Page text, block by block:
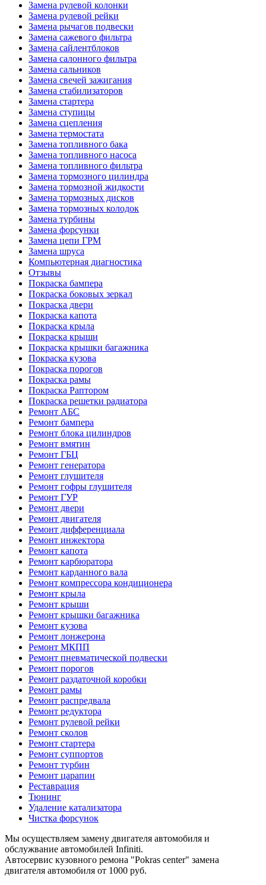
Замена рулевой колонки
Замена рулевой рейки
Замена рычагов подвески
Замена сажевого фильтра
Замена сайлентблоков
Замена салонного фильтра
Замена сальников
Замена свечей зажигания
Замена стабилизаторов
Замена стартера
Замена ступицы
Замена сцепления
Замена термостата
Замена топливного бака
Замена топливного насоса
Замена топливного фильтра
Замена тормозного цилиндра
Замена тормозной жидкости
Замена тормозных дисков
Замена тормозных колодок
Замена турбины
Замена форсунки
Замена цепи ГРМ
Замена шруса
Компьютерная диагностика
Отзывы
Покраска бампера
Покраска боковых зеркал
Покраска двери
Покраска капота
Покраска крыла
Покраска крыши
Покраска крышки багажника
Покраска кузова
Покраска порогов
Покраска рамы
Покраска Раптором
Покраска решетки радиатора
Ремонт АБС
Ремонт бампера
Ремонт блока цилиндров
Ремонт вмятин
Ремонт ГБЦ
Ремонт генератора
Ремонт глушителя
Ремонт гофры глушителя
Ремонт ГУР
Ремонт двери
Ремонт двигателя
Ремонт дифференциала
Ремонт инжектора
Ремонт капота
Ремонт карбюратора
Ремонт карданного вала
Ремонт компрессора кондиционера
Ремонт крыла
Ремонт крыши
Ремонт крышки багажника
Ремонт кузова
Ремонт лонжерона
Ремонт МКПП
Ремонт пневматической подвески
Ремонт порогов
Ремонт раздаточной коробки
Ремонт рамы
Ремонт распредвала
Ремонт редуктора
Ремонт рулевой рейки
Ремонт сколов
Ремонт стартера
Ремонт суппортов
Ремонт турбин
Ремонт царапин
Реставрация
Тюнинг
Удаление катализатора
Чистка форсунок
Мы осуществляем замену двигателя автомобиля и
обслужвание автомобилей Infiniti.
Автосервис кузовного ремона "Pokras center" замена
двигателя автомобиля от 1000 руб.